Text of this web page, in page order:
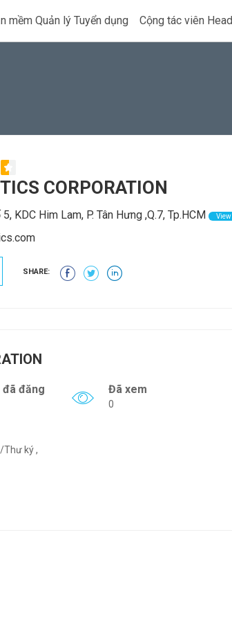
mềm Quản lý Tuyển dụng Cộng tác viên
CORPORATION
KDC Him Lam, P. Tân Hưng ,Q.7, Tp.HCM
SHARE:
đăng Đã xem
0
Thư ký ,